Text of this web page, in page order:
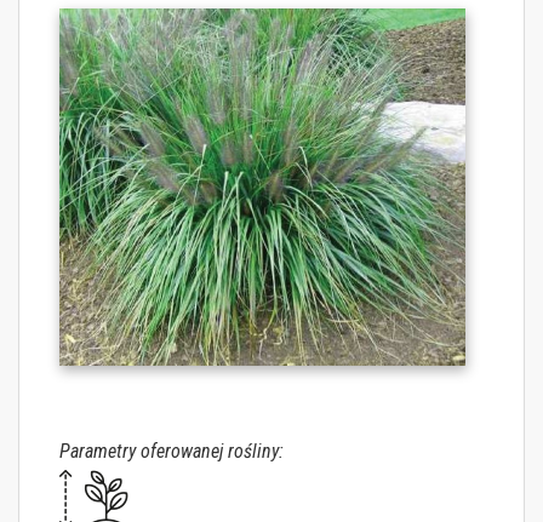
Parametry oferowanej rośliny: